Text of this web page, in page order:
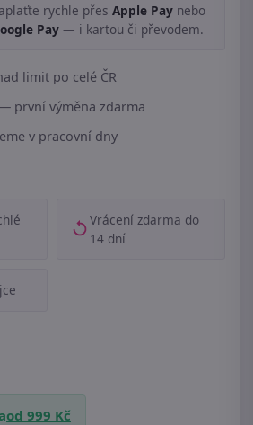
rychle přes Apple Pay nebo
Pay — i kartou či převodem.
limit po celé ČR
první výměna zdarma
v pracovní dny
Vrácení zdarma do
14 dní
od 999 Kč